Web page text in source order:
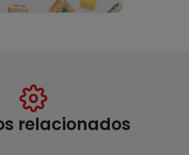
relacionados